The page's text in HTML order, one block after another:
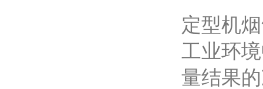
定型机
工业环
量结果